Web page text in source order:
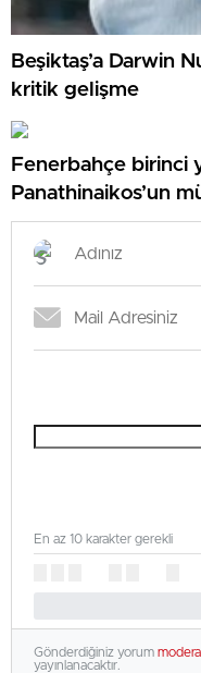
Beşiktaş’a Darwin
kritik gelişme
Fenerbahçe birinci
Panathinaikos’un
Misli’den Günün
En az 10 karakter gerekli
Gönderdiğiniz yorum
yayınlanacaktır.